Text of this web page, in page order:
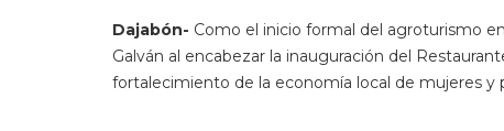
Dajabón- Como el inicio formal del agroturismo
Galván al encabezar la inauguración del
fortalecimiento de la economía local de mujeres y